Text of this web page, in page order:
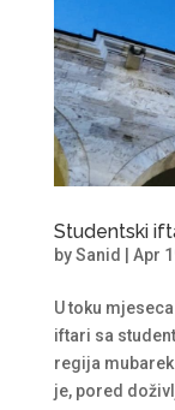
Studentski
bySanid Apr
U toku
iftari sa
regija
je, pored